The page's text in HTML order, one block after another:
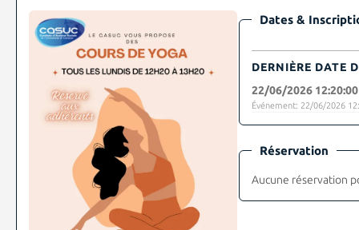
Dates &
DERNIÈRE DATE
22/06/2026 12:20:00
Événement: 22/06/2026
Réservation
Aucune réservation